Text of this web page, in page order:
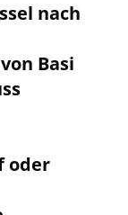
nach
Basi
oder